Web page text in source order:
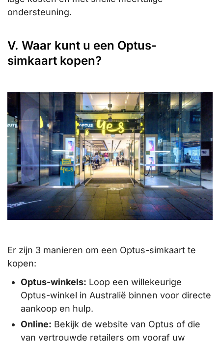
ondersteuning.
V. Waar kunt u een Optus-
simkaart kopen?
Er zijn 3 manieren om een Optus-simkaart te
kopen:
Optus-winkels: Loop een willekeurige
Optus-winkel in Australië binnen voor directe
aankoop en hulp.
Online: Bekijk de website van Optus of die
van vertrouwde retailers om vooraf uw